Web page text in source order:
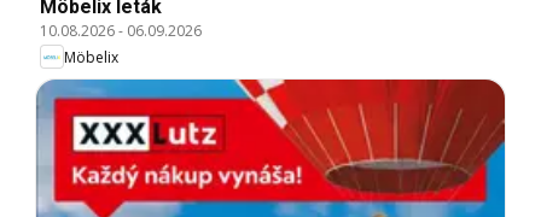
Möbelix leták
10.08.2026- 06.09.2026
Möbelix